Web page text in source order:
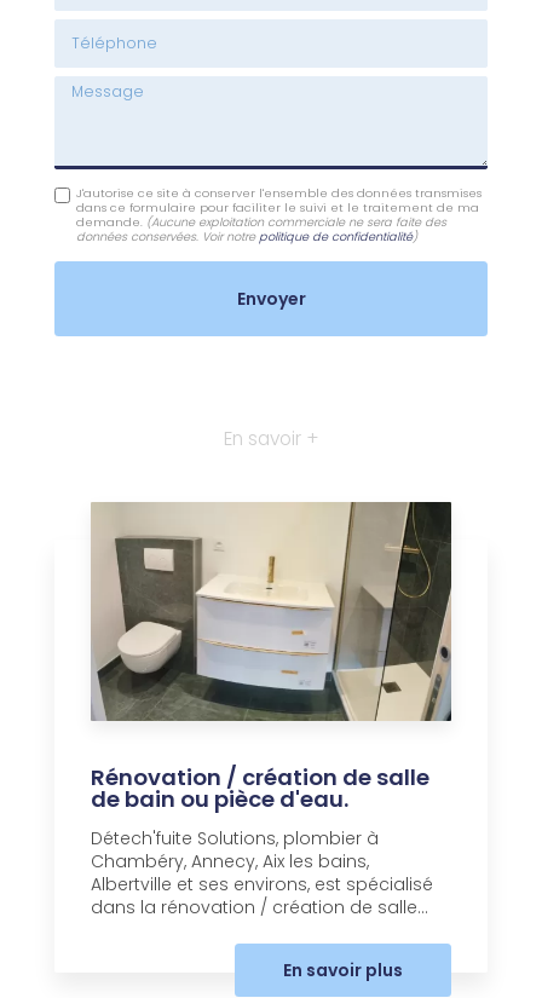
Message
J'autorise ce site à conserver l'ensemble des données transmises
dans ce formulaire pour faciliter le suivi et le traitement de ma
demande. (Aucune exploitation commerciale ne sera faite des
données conservées. Voir notrepolitique de confidentialité)
En savoir +
Rénovation / création de salle
de bain ou pièce d'eau.
Détech'fuite Solutions, plombier à
Chambéry, Annecy, Aix les bains,
Albertville et ses environs, est spécialisé
dans la rénovation / création de salle...
En savoir plus